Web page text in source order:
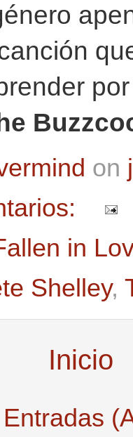
on
in
Shelley,
Inicio
Entradas